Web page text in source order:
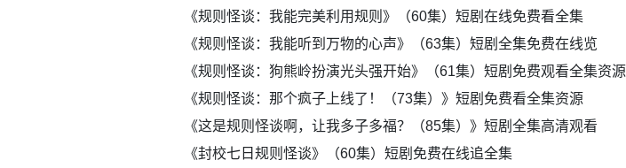
《规则怪谈：我能完美利用规则》（60集）短剧在线免费看全集
《规则怪谈：我能听到万物的心声》（63集）短剧全集免费在线览
《规则怪谈：狗熊岭扮演光头强开始》（61集）短剧免费观看全集资源
《规则怪谈：那个疯子上线了！（73集）》短剧免费看全集资源
《这是规则怪谈啊，让我多子多福？（85集）》短剧全集高清观看
《封校七日规则怪谈》（60集）短剧免费在线追全集